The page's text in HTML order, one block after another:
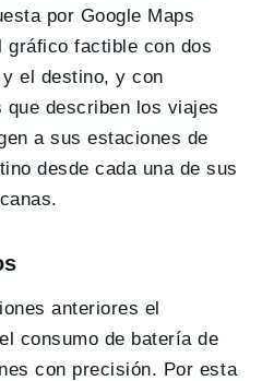
por Google Maps
gráfico factible con dos
el destino, y con
que describen los viajes
a sus estaciones de
desde cada una de sus
anteriores el
consumo de batería de
con precisión. Por esta